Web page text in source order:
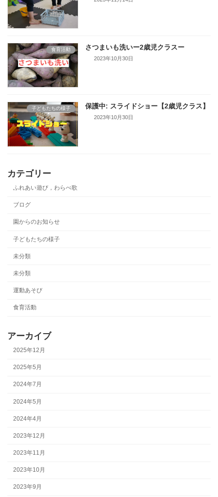
食育活動 さつまいも洗いー2歳児クラスー
2023年10月30日
子どもたちの様子 保護中: スライドショー【2歳児クラス】
2023年10月30日
カテゴリー
ふれあい遊び，わらべ歌
ブログ
園からのお知らせ
子どもたちの様子
未分類
未分類
運動あそび
食育活動
アーカイブ
2025年12月
2025年5月
2024年7月
2024年5月
2024年4月
2023年12月
2023年11月
2023年10月
2023年9月